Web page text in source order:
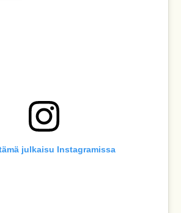
julkaisu Instagramissa